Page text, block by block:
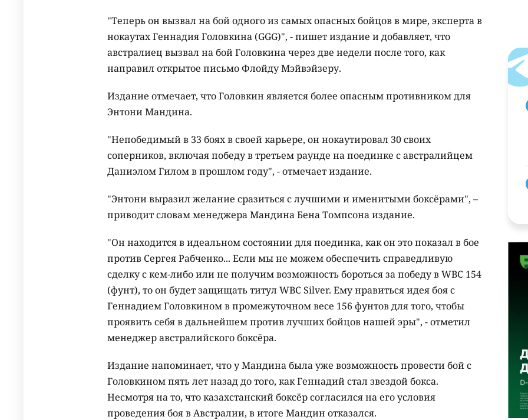
"Теперь он вызвал на бой одного из самых опасных бойцов в мире, эксперта в
нокаутах Геннадия Головкина (GGG)", - пишет издание и добавляет, что
австралиец вызвал на бой Головкина через две недели после того, как
направил открытое письмо Флойду Мэйвэйзеру.
Издание отмечает, что Головкин является более опасным противником для
Энтони Мандина.
"Непобедимый в 33 боях в своей карьере, он нокаутировал 30 своих
соперников, включая победу в третьем раунде на поединке с австралийцем
Даниэлом Гилом в прошлом году", - отмечает издание.
"Энтони выразил желание сразиться с лучшими и именитыми боксёрами", –
приводит словам менеджера Мандина Бена Томпсона издание.
"Он находится в идеальном состоянии для поединка, как он это показал в бое
против Сергея Рабченко... Если мы не можем обеспечить справедливую
сделку с кем-либо или не получим возможность бороться за победу в WBC 154
(фунт), то он будет защищать титул WBC Silver. Ему нравиться идея боя с
Геннадием Головкином в промежуточном весе 156 фунтов для того, чтобы
проявить себя в дальнейшем против лучших бойцов нашей эры", - отметил
менеджер австралийского боксёра.
Издание напоминает, что у Мандина была уже возможность провести бой с
Головкином пять лет назад до того, как Геннадий стал звездой бокса.
Несмотря на то, что казахстанский боксёр согласился на его условия
проведения боя в Австралии, в итоге Мандин отказался.